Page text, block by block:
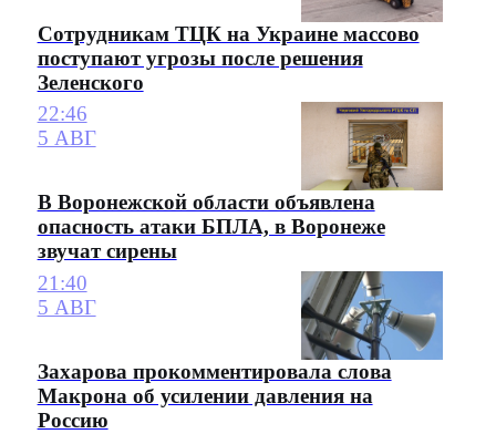
Сотрудникам ТЦК на Украине массово
поступают угрозы после решения
Зеленского
22:46
5 АВГ
В Воронежской области объявлена
опасность атаки БПЛА, в Воронеже
звучат сирены
21:40
5 АВГ
Захарова прокомментировала слова
Макрона об усилении давления на
Россию